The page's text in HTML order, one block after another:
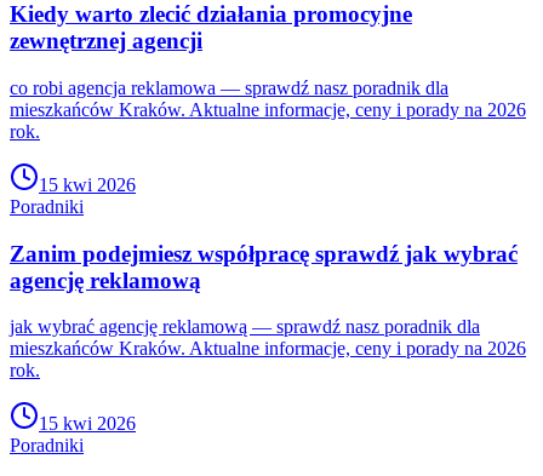
Kiedy warto zlecić działania promocyjne
zewnętrznej agencji
co robi agencja reklamowa — sprawdź nasz poradnik dla
mieszkańców Kraków. Aktualne informacje, ceny i porady na 2026
rok.
15 kwi 2026
Poradniki
Zanim podejmiesz współpracę sprawdź jak wybrać
agencję reklamową
jak wybrać agencję reklamową — sprawdź nasz poradnik dla
mieszkańców Kraków. Aktualne informacje, ceny i porady na 2026
rok.
15 kwi 2026
Poradniki